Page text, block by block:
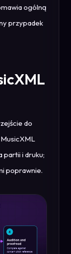
ogólną
przypadek
do
partii i druku;
poprawnie.